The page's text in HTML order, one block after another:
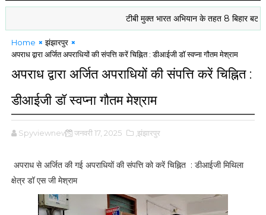
टीबी मुक्त भारत अभियान के तहत 8 बिहार
Home
झंझारपुर
अपराध द्वारा अर्जित अपराधियों की संपत्ति करें चिह्नित : डीआईजी डॉ स्वप्ना गौतम मेश्राम
अपराध द्वारा अर्जित अपराधियों की संपत्ति करें चिह्नित :
डीआईजी डॉ स्वप्ना गौतम मेश्राम
Spyviewnews जनवरी 17, 2025 ,झंझारपुर
अपराध से अर्जित की गई अपराधियों की संपत्ति को करें चिह्नित : डीआईजी मिथिला
क्षेत्र डॉ एस जी मेश्राम